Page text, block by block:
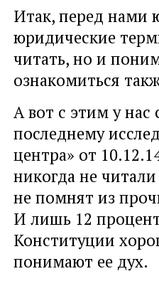
Итак, перед нами
юридические
читать, но и
ознакомиться
А вот с этим у
последнему
центра» от
никогда не
не помнят из
И лишь 12
Конституции
понимают ее дух.